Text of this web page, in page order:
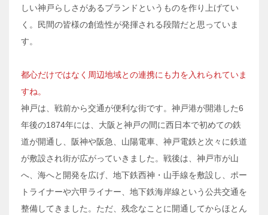
しい神戸らしさがあるブランドというものを作り上げてい
く。民間の皆様の創造性が発揮される段階だと思っていま
す。
都心だけではなく周辺地域との連携にも力を入れられていま
すね。
神戸は、戦前から交通が便利な街です。神戸港が開港した6
年後の1874年には、大阪と神戸の間に西日本で初めての鉄
道が開通し、阪神や阪急、山陽電車、神戸電鉄と次々に鉄道
が敷設され街が広がっていきました。戦後は、神戸市が山
へ、海へと開発を広げ、地下鉄西神・山手線を敷設し、ポー
トライナーや六甲ライナー、地下鉄海岸線という公共交通を
整備してきました。ただ、残念なことに開通してからほとん